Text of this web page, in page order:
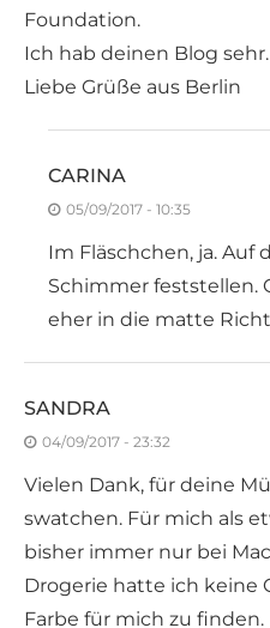
Foundation.
Ich hab deinen Blog sehr.
Liebe Grüße aus Berlin
CARINA
05/09/2017 - 10:35
Im Fläschchen, ja. Auf
Schimmer feststellen.
eher in die matte
SANDRA
04/09/2017 - 23:32
Vielen Dank, für deine
swatchen. Für mich als
bisher immer nur bei
Drogerie hatte ich keine
Farbe für mich zu finden.